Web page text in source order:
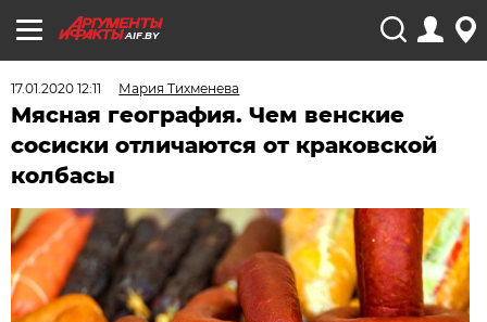
AIF.BY
17.01.2020 12:11 Мария Тихменева
Мясная география. Чем венские
сосиски отличаются от краковской
колбасы